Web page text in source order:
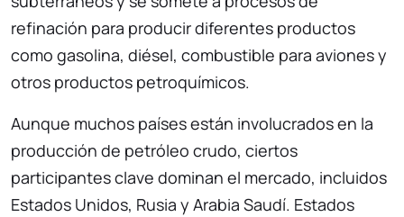
refinación para producir diferentes productos
como gasolina, diésel, combustible para aviones y
otros productos petroquímicos.
Aunque muchos países están involucrados en la
producción de petróleo crudo, ciertos
participantes clave dominan el mercado, incluidos
Estados Unidos, Rusia y Arabia Saudí. Estados